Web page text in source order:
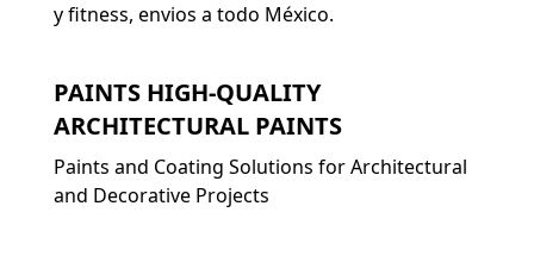
y fitness, envios a todo México.
PAINTS HIGH-QUALITY
ARCHITECTURAL PAINTS
Paints and Coating Solutions for Architectural
and Decorative Projects